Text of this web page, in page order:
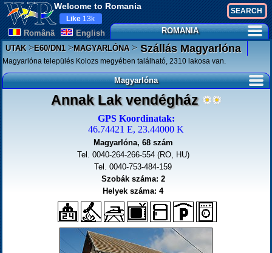
Welcome to Romania
Românã English
Like 13k
ROMANIA
UTAK>E60/DN1>MAGYARLÓNA>Szállás Magyarlóna
Magyarlóna település Kolozs megyében található, 2310 lakosa van.
Magyarlóna
Annak Lak vendégház
GPS Koordinatak:
46.74421 E, 23.44000 K
Magyarlóna, 68 szám
Tel. 0040-264-266-554 (RO, HU)
Tel. 0040-753-484-159
Szobák száma: 2
Helyek száma: 4